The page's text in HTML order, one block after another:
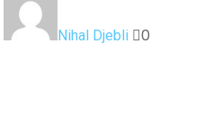
Nihal Djebli 0